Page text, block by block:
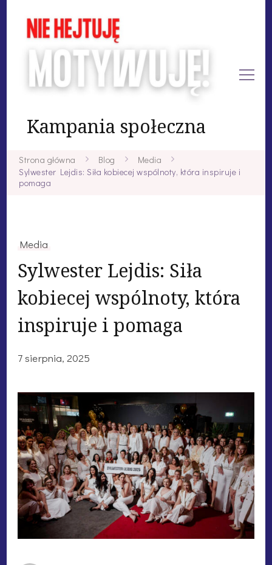
Kampania społeczna
Strona główna Blog
Media
Sylwester Lejdis: Siła kobiecej wspólnoty, która inspiruje i
pomaga
Media
Sylwester Lejdis: Siła
kobiecej wspólnoty, która
inspiruje i pomaga
7 sierpnia, 2025